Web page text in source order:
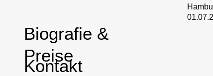
Biografie &
Preise
Kontakt